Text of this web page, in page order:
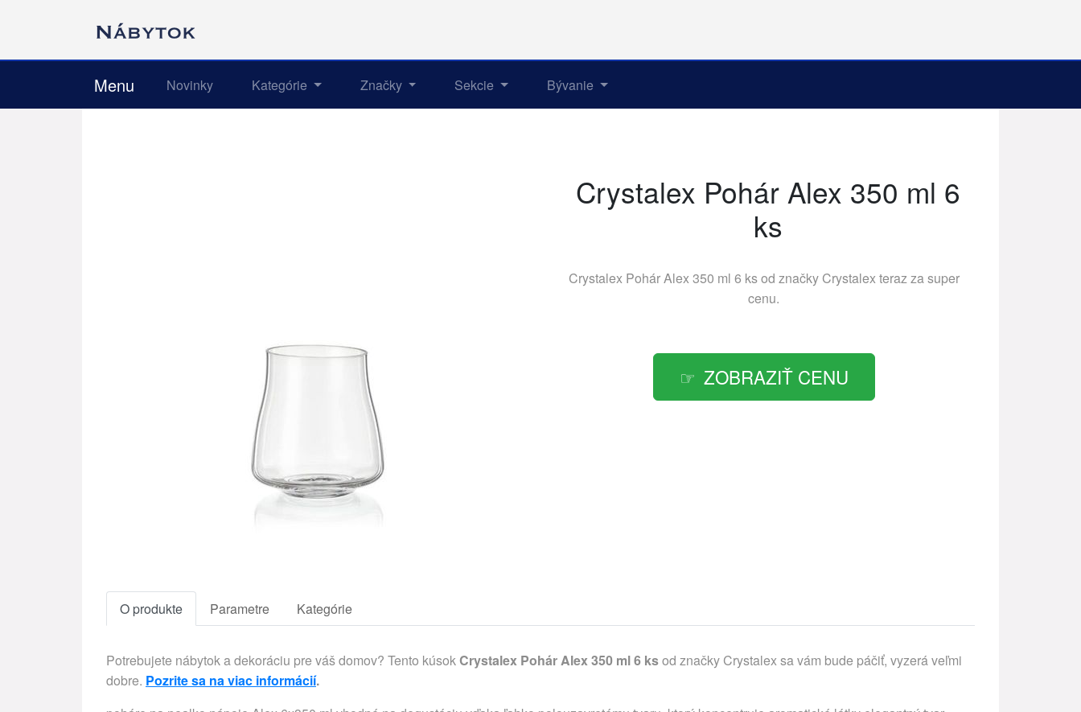
Menu Novinky Kategórie Značky Sekcie Bývanie
Crystalex Pohár Alex 350 ml 6
ks
Crystalex Pohár Alex 350 ml 6 ks od značky Crystalexteraz za super
cenu.
ZOBRAZIŤ CENU
O produkte Parametre Kategórie
Potrebujete nábytok a dekoráciu pre váš domov? Tento kúsokCrystalex Pohár Alex 350 ml 6 ksod značky Crystalex sa vám bude páčiť, vyzerá veľmi
dobre. Pozrite sa na viac informácií.